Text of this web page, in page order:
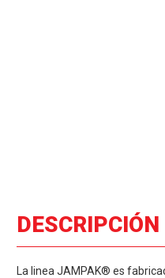
DESCRIPCIÓN
La linea JAMPAK® es